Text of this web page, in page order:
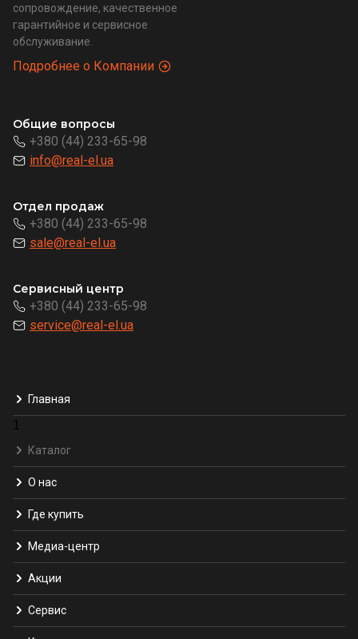
сопровождение, качественное
гарантийное и сервисное
обслуживание.
Подробнее о Компании
Общие вопросы
+380 (44) 233-65-98
info@real-el.ua
Отдел продаж
+380 (44) 233-65-98
sale@real-el.ua
Сервисный центр
+380 (44) 233-65-98
service@real-el.ua
Главная
1
Каталог
О нас
Где купить
Медиа-центр
Акции
Сервис